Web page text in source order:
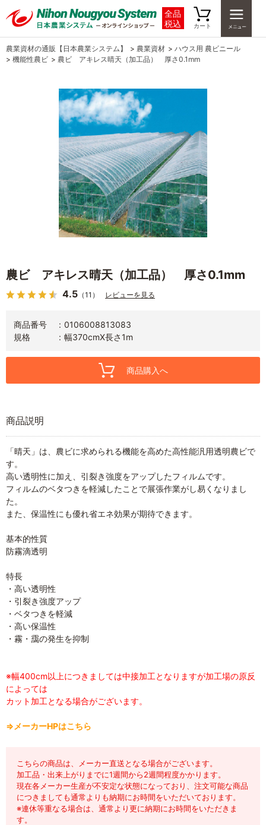
全品
税込
カート
農業資材の通販【日本農業システム】 > 農業資材 > ハウス用 農ビニール
> 機能性農ビ > 農ビ アキレス晴天（加工品） 厚さ0.1mm
農ビ アキレス晴天（加工品） 厚さ0.1mm
4.5 （11） レビューを見る
商品番号
0106008813083
規格
幅370cmX長さ1m
商品購入へ
商品説明
「晴天」は、農ビに求められる機能を高めた高性能汎用透明農ビで
す。
高い透明性に加え、引裂き強度をアップしたフィルムです。
フィルムのベタつきを軽減したことで展張作業がし易くなりまし
た。
また、保温性にも優れ省エネ効果が期待できます。
基本的性質
防霧滴透明
特長
・高い透明性
・引裂き強度アップ
・ベタつきを軽減
・高い保温性
・霧・靄の発生を抑制
※幅400cm以上につきましては中接加工となりますが加工場の原反
によっては
カット加工となる場合がございます。
⇒メーカーHPはこちら
こちらの商品は、メーカー直送となる場合がございます。
加工品・出来上がりまでに1週間から2週間程度かかります。
現在各メーカー生産が不安定な状態になっており、注文可能な商品
につきましても通常よりも納期にお時間をいただいております。
※連休等重なる場合は、通常より更に納期にお時間をいただきま
す。